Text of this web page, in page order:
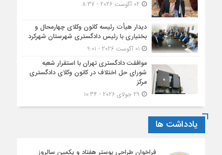
دیدار هیأت رئیسه کانون وکلای چهارمحال و
بختیاری با رئیس دادگستری شهرستان شهرکرد
موافقت دادگستری تهران با استقرار شعبه
شورای حل اختلاف در کانون وکلای دادگستری
مرکز
یادداشت ها
فراخوان طراحی پوستر هفتاد و یکمین سالروز